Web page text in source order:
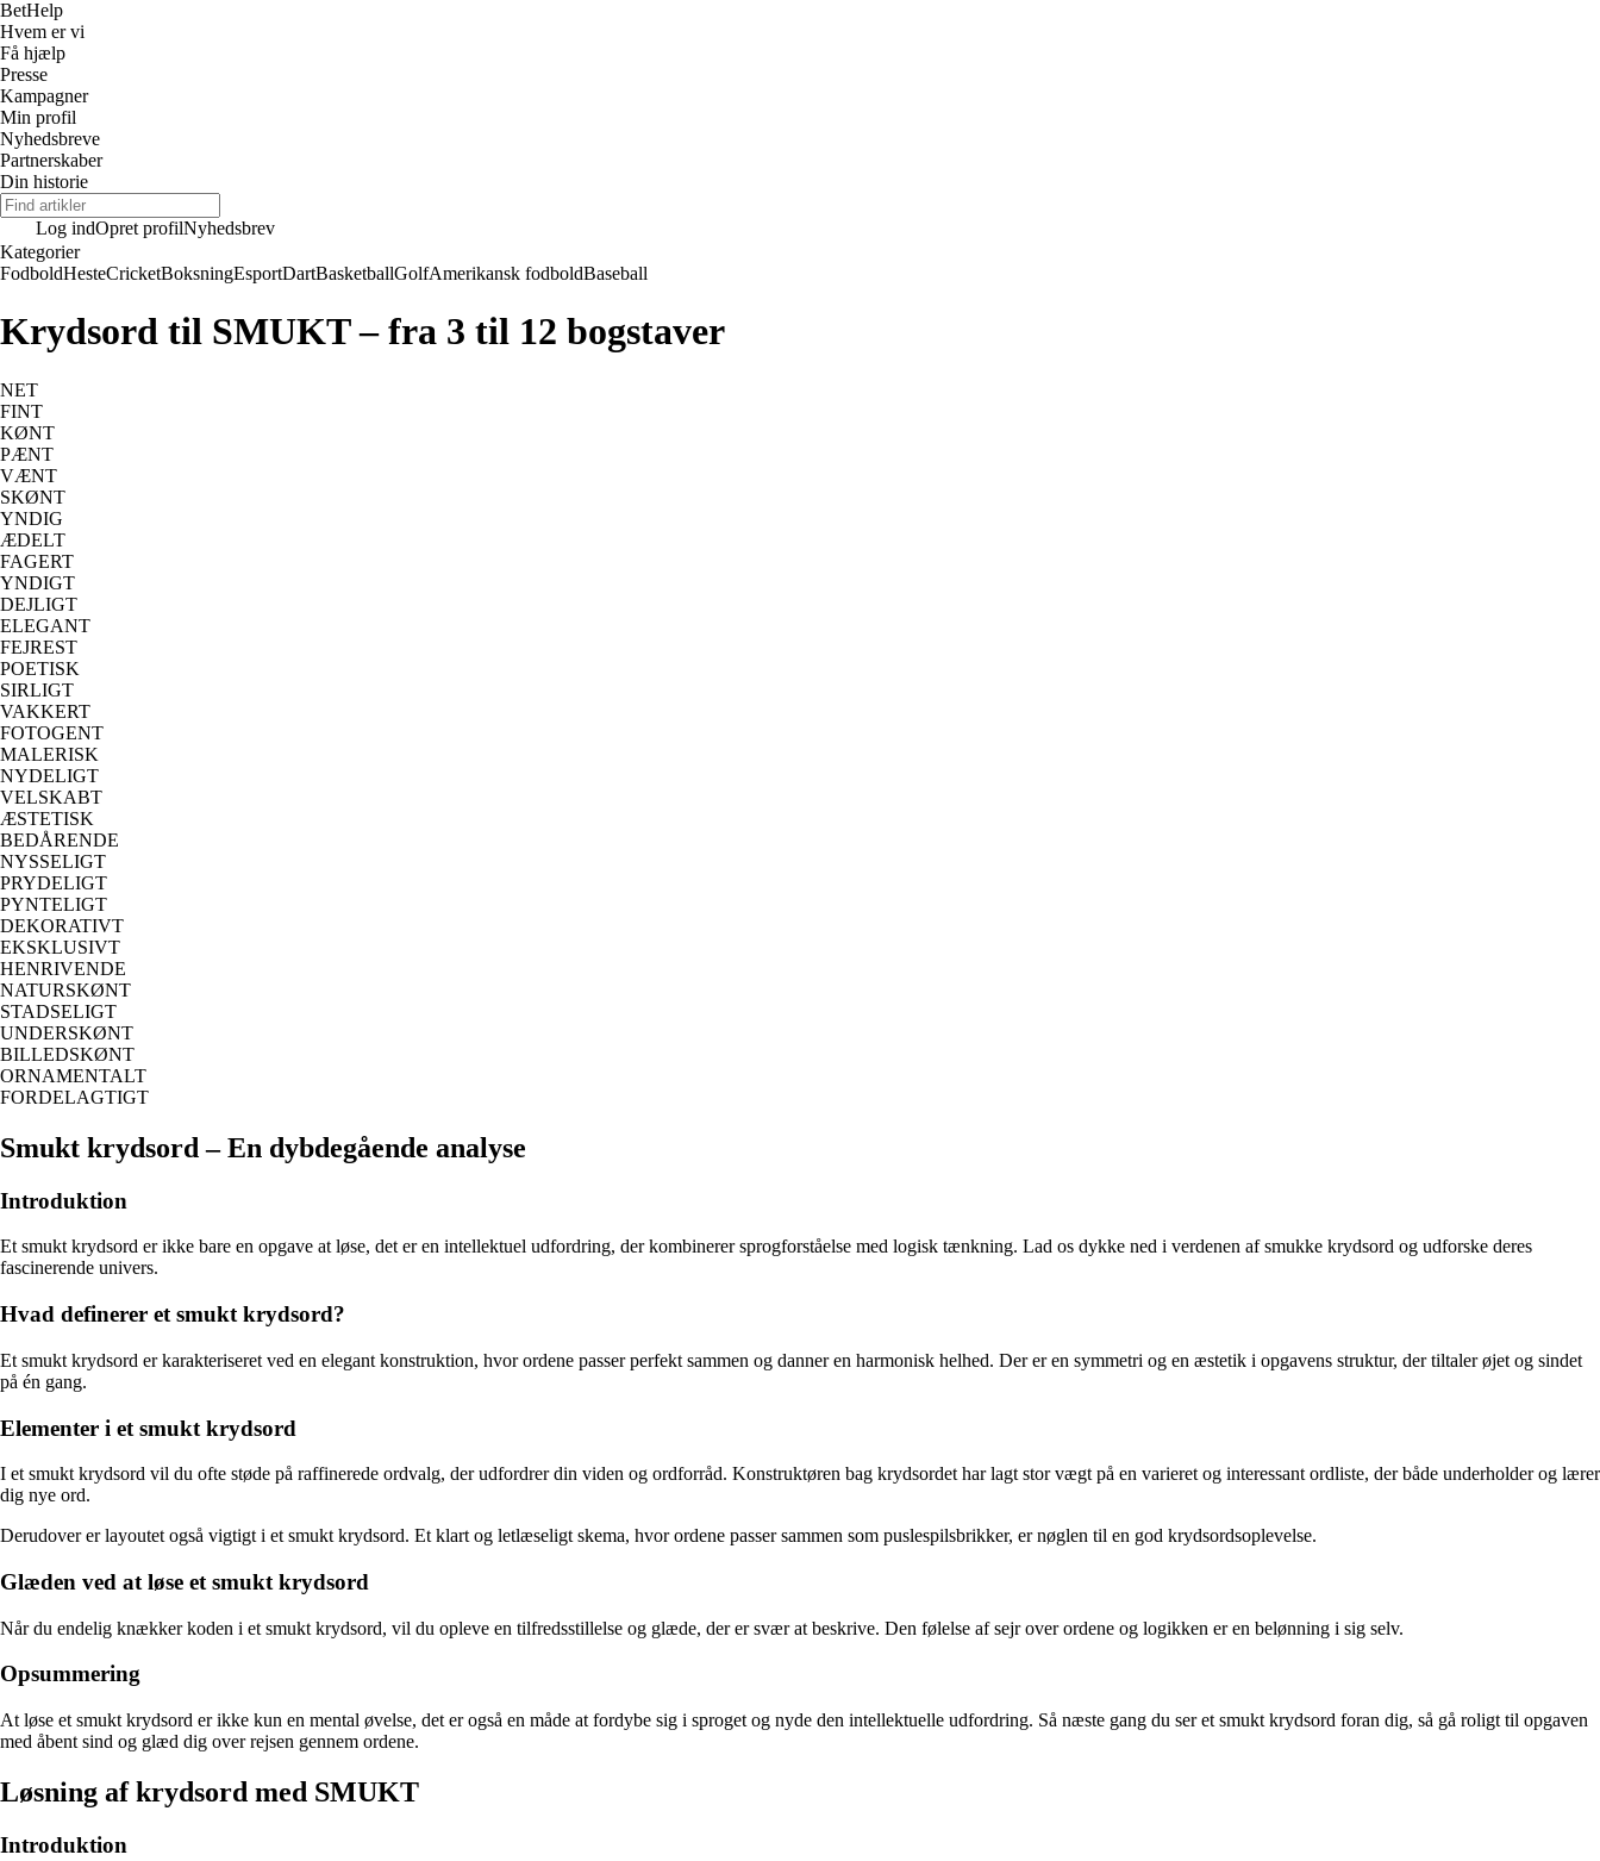
BetHelp
Hvem er vi
Få hjælp
Presse
Kampagner
Min profil
Nyhedsbreve
Partnerskaber
Din historie
Log indOpret profilNyhedsbrev
Kategorier
FodboldHesteCricketBoksningEsportDartBasketballGolfAmerikansk fodboldBaseball
Krydsord til SMUKT – fra 3 til 12 bogstaver
NET
FINT
KØNT
PÆNT
VÆNT
SKØNT
YNDIG
ÆDELT
FAGERT
YNDIGT
DEJLIGT
ELEGANT
FEJREST
POETISK
SIRLIGT
VAKKERT
FOTOGENT
MALERISK
NYDELIGT
VELSKABT
ÆSTETISK
BEDÅRENDE
NYSSELIGT
PRYDELIGT
PYNTELIGT
DEKORATIVT
EKSKLUSIVT
HENRIVENDE
NATURSKØNT
STADSELIGT
UNDERSKØNT
BILLEDSKØNT
ORNAMENTALT
FORDELAGTIGT
Smukt krydsord – En dybdegående analyse
Introduktion
Et smukt krydsord er ikke bare en opgave at løse, det er en intellektuel udfordring, der kombinerer sprogforståelse med logisk tænkning. Lad os dykke ned i verdenen af smukke krydsord og udforske deres
fascinerende univers.
Hvad definerer et smukt krydsord?
Et smukt krydsord er karakteriseret ved en elegant konstruktion, hvor ordene passer perfekt sammen og danner en harmonisk helhed. Der er en symmetri og en æstetik i opgavens struktur, der tiltaler øjet og sindet
på én gang.
Elementer i et smukt krydsord
I et smukt krydsord vil du ofte støde på raffinerede ordvalg, der udfordrer din viden og ordforråd. Konstruktøren bag krydsordet har lagt stor vægt på en varieret og interessant ordliste, der både underholder og lærer
dig nye ord.
Derudover er layoutet også vigtigt i et smukt krydsord. Et klart og letlæseligt skema, hvor ordene passer sammen som puslespilsbrikker, er nøglen til en god krydsordsoplevelse.
Glæden ved at løse et smukt krydsord
Når du endelig knækker koden i et smukt krydsord, vil du opleve en tilfredsstillelse og glæde, der er svær at beskrive. Den følelse af sejr over ordene og logikken er en belønning i sig selv.
Opsummering
At løse et smukt krydsord er ikke kun en mental øvelse, det er også en måde at fordybe sig i sproget og nyde den intellektuelle udfordring. Så næste gang du ser et smukt krydsord foran dig, så gå roligt til opgaven
med åbent sind og glæd dig over rejsen gennem ordene.
Løsning af krydsord med SMUKT
Introduktion